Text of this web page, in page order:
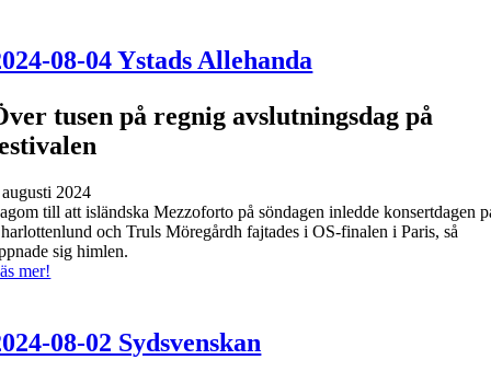
08-04 Ystads Allehanda
tusen på regnig avslutningsdag på
2024
till att isländska Mezzoforto på söndagen inledde konsertdagen
och Truls Möregårdh fajtades i OS-finalen i Paris, så
sig himlen.
mer!
08-02 Sydsvenskan